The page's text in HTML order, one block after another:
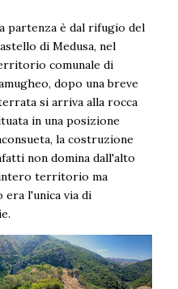
partenza è dal rifugio del
di Medusa, nel
comunale di
dopo una breve
si arriva alla rocca
in una posizione
la costruzione
non domina dall'alto
territorio ma
l'unica via di